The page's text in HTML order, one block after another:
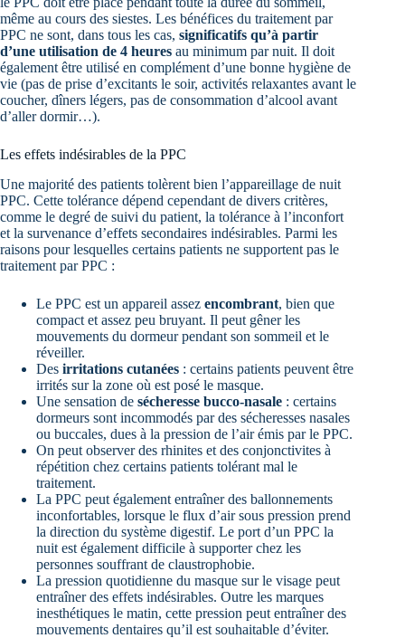
même au cours des siestes. Les bénéfices du traitement par
PPC ne sont, dans tous les cas, significatifs qu’à partir
d’une utilisation de 4 heures au minimum par nuit. Il doit
également être utilisé en complément d’une bonne hygiène de
vie (pas de prise d’excitants le soir, activités relaxantes avant le
coucher, dîners légers, pas de consommation d’alcool avant
d’aller dormir…).
Les effets indésirables de la PPC
Une majorité des patients tolèrent bien l’appareillage de nuit
PPC. Cette tolérance dépend cependant de divers critères,
comme le degré de suivi du patient, la tolérance à l’inconfort
et la survenance d’effets secondaires indésirables. Parmi les
raisons pour lesquelles certains patients ne supportent pas le
traitement par PPC :
Le PPC est un appareil assez encombrant, bien que
compact et assez peu bruyant. Il peut gêner les
mouvements du dormeur pendant son sommeil et le
réveiller.
Des irritations cutanées : certains patients peuvent être
irrités sur la zone où est posé le masque.
Une sensation de sécheresse bucco-nasale : certains
dormeurs sont incommodés par des sécheresses nasales
ou buccales, dues à la pression de l’air émis par le PPC.
On peut observer des rhinites et des conjonctivites à
répétition chez certains patients tolérant mal le
traitement.
La PPC peut également entraîner des ballonnements
inconfortables, lorsque le flux d’air sous pression prend
la direction du système digestif. Le port d’un PPC la
nuit est également difficile à supporter chez les
personnes souffrant de claustrophobie.
La pression quotidienne du masque sur le visage peut
entraîner des effets indésirables. Outre les marques
inesthétiques le matin, cette pression peut entraîner des
mouvements dentaires qu’il est souhaitable d’éviter.